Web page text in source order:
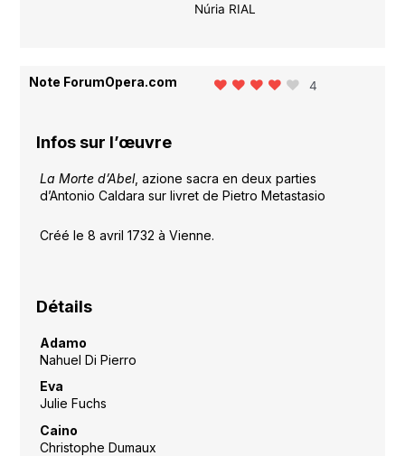
Núria RIAL
Note ForumOpera.com 4
Infos sur l’œuvre
La Morte d’Abel, azione sacra en deux parties
d’Antonio Caldara sur livret de Pietro Metastasio
Créé le 8 avril 1732 à Vienne.
Détails
Adamo
Nahuel Di Pierro
Eva
Julie Fuchs
Caino
Christophe Dumaux